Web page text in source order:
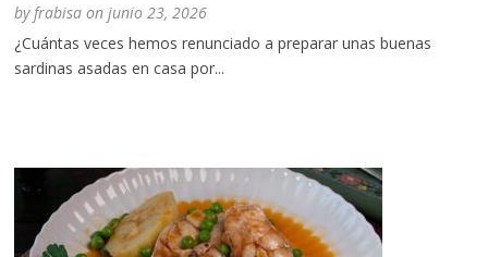
byfrabisa onjunio 23, 2026
¿Cuántas veces hemos renunciado a preparar unas buenas
sardinas asadas en casa por...